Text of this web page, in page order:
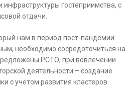
гостеприимства, с
отдачи.
нам в период пост-пандемии
необходимо сосредоточиться на
РСТО, при вовлечении
деятельности – создание
с учетом развития кластеров.